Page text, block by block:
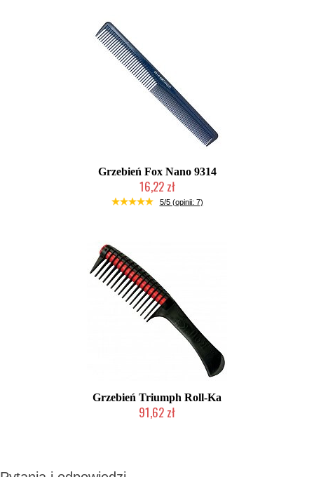
Grzebień Fox Nano 9314
16,22 zł
Duża ilość (wysyłka w 24h)
5/5 (opinii: 7)
Grzebień Triumph Roll-Ka
91,62 zł